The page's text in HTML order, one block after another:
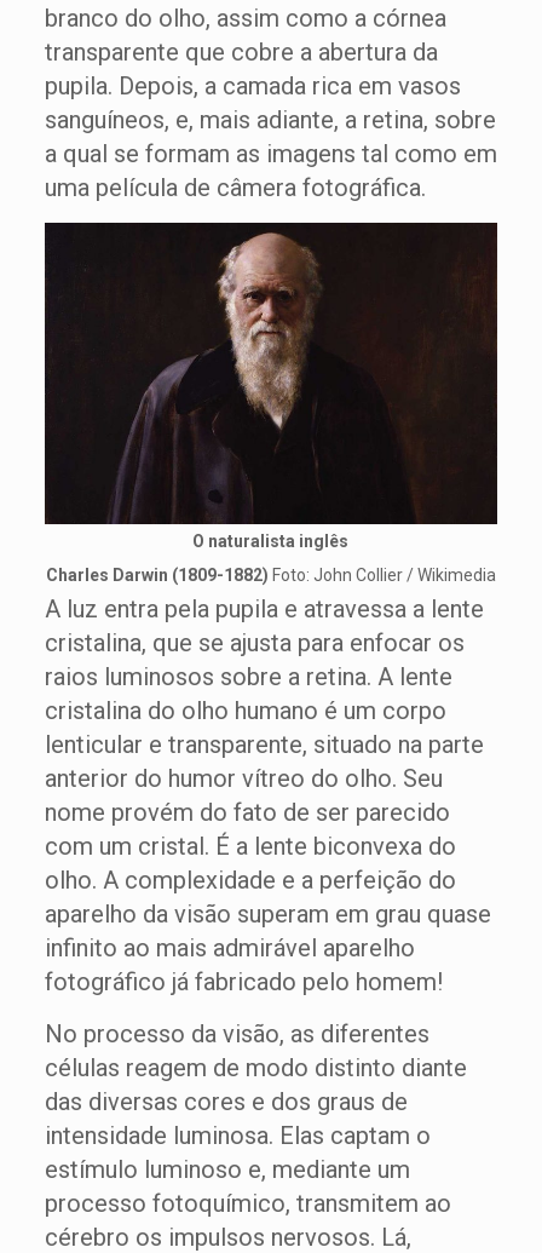
branco do olho, assim como a córnea
transparente que cobre a abertura da
pupila. Depois, a camada rica em vasos
sanguíneos, e, mais adiante, a retina, sobre
a qual se formam as imagens tal como em
uma película de câmera fotográfica.
O naturalista inglês
Charles Darwin (1809-1882) Foto: John Collier / Wikimedia
A luz entra pela pupila e atravessa a lente
cristalina, que se ajusta para enfocar os
raios luminosos sobre a retina. A lente
cristalina do olho humano é um corpo
lenticular e transparente, situado na parte
anterior do humor vítreo do olho. Seu
nome provém do fato de ser parecido
com um cristal. É a lente biconvexa do
olho. A complexidade e a perfeição do
aparelho da visão superam em grau quase
infinito ao mais admirável aparelho
fotográfico já fabricado pelo homem!
No processo da visão, as diferentes
células reagem de modo distinto diante
das diversas cores e dos graus de
intensidade luminosa. Elas captam o
estímulo luminoso e, mediante um
processo fotoquímico, transmitem ao
cérebro os impulsos nervosos. Lá,